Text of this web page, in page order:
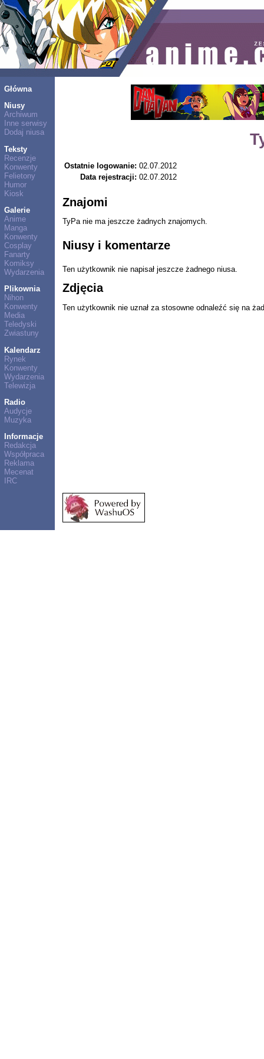
Główna
Niusy
Archiwum
Inne serwisy
Dodaj niusa
Teksty
Recenzje
Konwenty
Felietony
Humor
Kiosk
Galerie
Anime
Manga
Konwenty
Cosplay
Fanarty
Komiksy
Wydarzenia
Plikownia
Nihon
Konwenty
Media
Teledyski
Zwiastuny
Kalendarz
Rynek
Konwenty
Wydarzenia
Telewizja
Radio
Audycje
Muzyka
Informacje
Redakcja
Współpraca
Reklama
Mecenat
IRC
Ostatnie logowanie: 02.07.2012
Data rejestracji: 02.07.2012
Znajomi
TyPa nie ma jeszcze żadnych znajomych.
Niusy i komentarze
Ten użytkownik nie napisał jeszcze żadnego niusa.
Zdjęcia
Ten użytkownik nie uznał za stosowne odnaleźć się na